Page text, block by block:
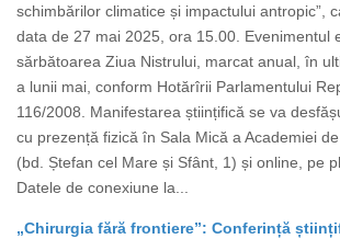
schimbărilor climatice și impactului antropic”,
data de 27 mai 2025, ora 15.00. Evenimentul
sărbătoarea Ziua Nistrului, marcat anual, în
a lunii mai, conform Hotărîrii Parlamentului
116/2008. Manifestarea științifică se va
cu prezență fizică în Sala Mică a Academiei
(bd. Ștefan cel Mare și Sfânt, 1) și online, pe
Datele de conexiune la...
„Chirurgia fără frontiere”: Conferință